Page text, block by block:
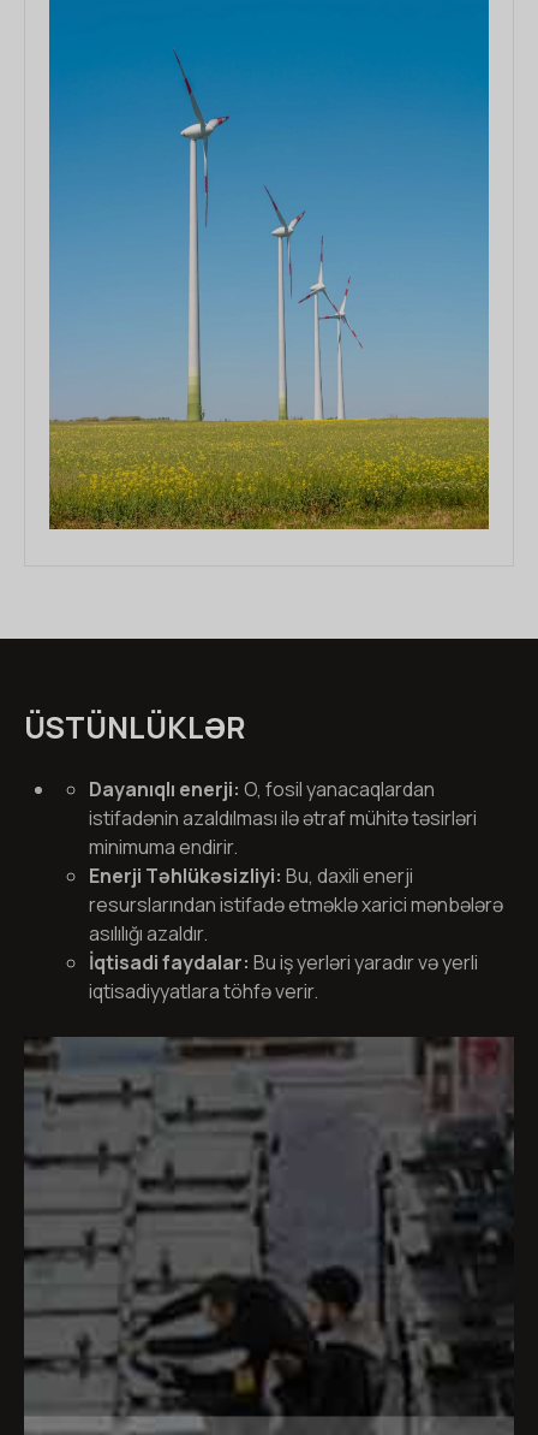
ÜSTÜNLÜKLƏR
Dayanıqlı enerji: O, fosil yanacaqlardan
istifadənin azaldılması ilə ətraf mühitə təsirləri
minimuma endirir.
Enerji Təhlükəsizliyi: Bu, daxili enerji
resurslarından istifadə etməklə xarici mənbələrə
asılılığı azaldır.
İqtisadi faydalar: Bu iş yerləri yaradır və yerli
iqtisadiyyatlara töhfə verir.